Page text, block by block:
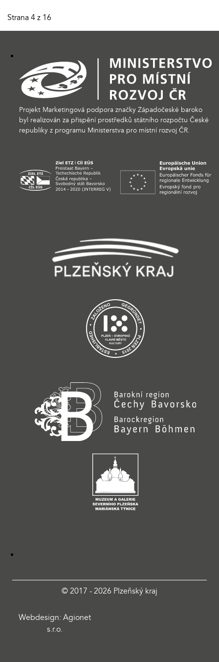
Strana 4 z 16
Projekt Marketingová podpora značky Západočeské baroko
byl realizován za přispění prostředků státního rozpočtu České
republiky z programu Ministerstva pro místní rozvoj ČR.
© 2017 - 2026 Plzeňský kraj
Webdesign: Agionet
s.r.o.